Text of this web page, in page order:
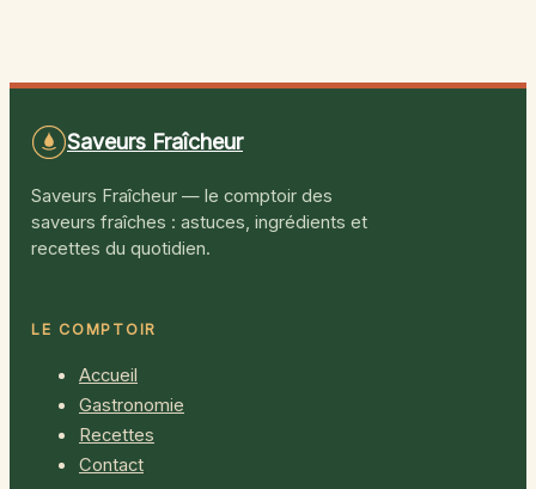
sucrée
Saveurs Fraîcheur
Saveurs Fraîcheur — le comptoir des
saveurs fraîches : astuces, ingrédients et
recettes du quotidien.
LE COMPTOIR
Accueil
Gastronomie
Recettes
Contact